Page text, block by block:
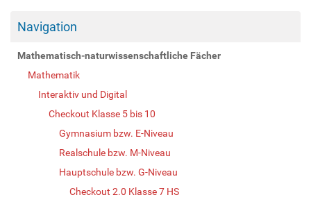
Navigation
Mathematisch-naturwissenschaftliche Fächer
Mathematik
Interaktiv und Digital
Checkout Klasse 5 bis 10
Gymnasium bzw. E-Niveau
Realschule bzw. M-Niveau
Hauptschule bzw. G-Niveau
Checkout 2.0 Klasse 7 HS